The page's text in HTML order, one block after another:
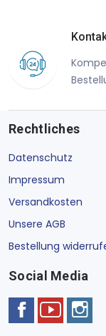
Rechtliches
Datenschutz
Impressum
Versandkosten
Unsere AGB
Bestellung
Social Media